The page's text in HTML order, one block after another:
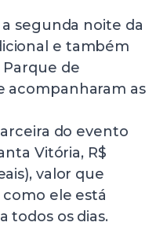
segunda noite da
e também
Parque de
acompanharam as
do evento
Vitória, R$
valor que
ele está
todos os dias.